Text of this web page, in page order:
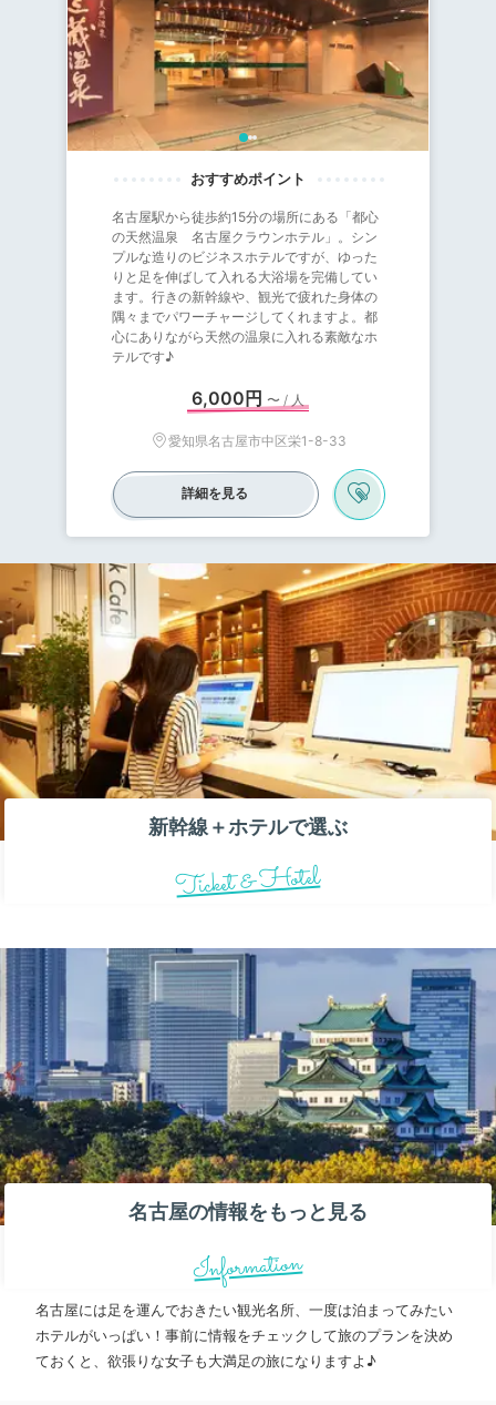
名古屋駅から徒歩約15分の場所にある「都心
の天然温泉 名古屋クラウンホテル」。シン
プルな造りのビジネスホテルですが、ゆった
りと足を伸ばして入れる大浴場を完備してい
ます。行きの新幹線や、観光で疲れた身体の
隅々までパワーチャージしてくれますよ。都
心にありながら天然の温泉に入れる素敵なホ
テルです♪
6,000円 〜 / 人
愛知県名古屋市中区栄1-8-33
詳細を見る
新幹線＋ホテルで選ぶ
Ticket & Hotel
名古屋の情報をもっと見る
Information
名古屋には足を運んでおきたい観光名所、一度は泊まってみたい
ホテルがいっぱい！事前に情報をチェックして旅のプランを決め
ておくと、欲張りな女子も大満足の旅になりますよ♪